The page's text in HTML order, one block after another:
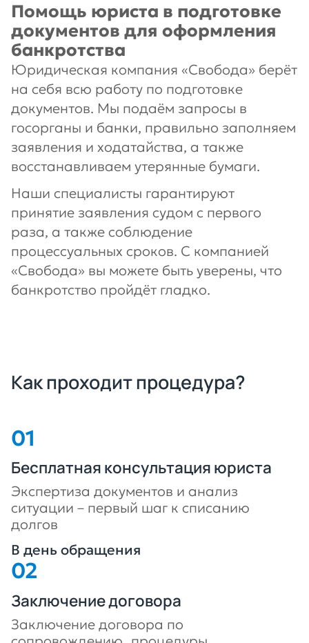
Помощь юриста в подготовке
документов для оформления
банкротства
Юридическая компания «Свобода» берёт
на себя всю работу по подготовке
документов. Мы подаём запросы в
госорганы и банки, правильно заполняем
заявления и ходатайства, а также
восстанавливаем утерянные бумаги.
Наши специалисты гарантируют
принятие заявления судом с первого
раза, а также соблюдение
процессуальных сроков. С компанией
«Свобода» вы можете быть уверены, что
банкротство пройдёт гладко.
Как проходит процедура?
Бесплатная консультация юриста
Экспертиза документов и анализ
ситуации – первый шаг к списанию
долгов
В день обращения
Заключение договора
Заключение договора по